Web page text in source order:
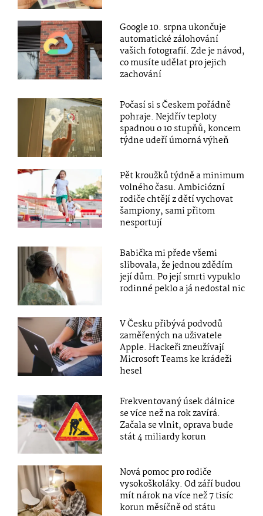
Google 10. srpna ukončuje
automatické zálohování
vašich fotografií. Zde je návod,
co musíte udělat pro jejich
zachování
Počasí si s Českem pořádně
pohraje. Nejdřív teploty
spadnou o 10 stupňů, koncem
týdne udeří úmorná výheň
Pět kroužků týdně a minimum
volného času. Ambiciózní
rodiče chtějí z dětí vychovat
šampiony, sami přitom
nesportují
Babička mi přede všemi
slibovala, že jednou zdědím
její dům. Po její smrti vypuklo
rodinné peklo a já nedostal nic
V Česku přibývá podvodů
zaměřených na uživatele
Apple. Hackeři zneužívají
Microsoft Teams ke krádeži
hesel
Frekventovaný úsek dálnice
se více než na rok zavírá.
Začala se vlnit, oprava bude
stát 4 miliardy korun
Nová pomoc pro rodiče
vysokoškoláky. Od září budou
mít nárok na více než 7 tisíc
korun měsíčně od státu